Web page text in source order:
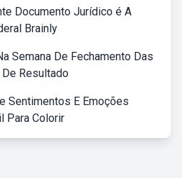
Documento Jurídico é A
Brainly
Semana De Fechamento Das
Resultado
Sentimentos E Emoções
Para Colorir